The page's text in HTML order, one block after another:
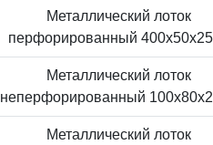
Металлический лоток
перфорированный
Металлический лоток
неперфорированный
Металлический лоток